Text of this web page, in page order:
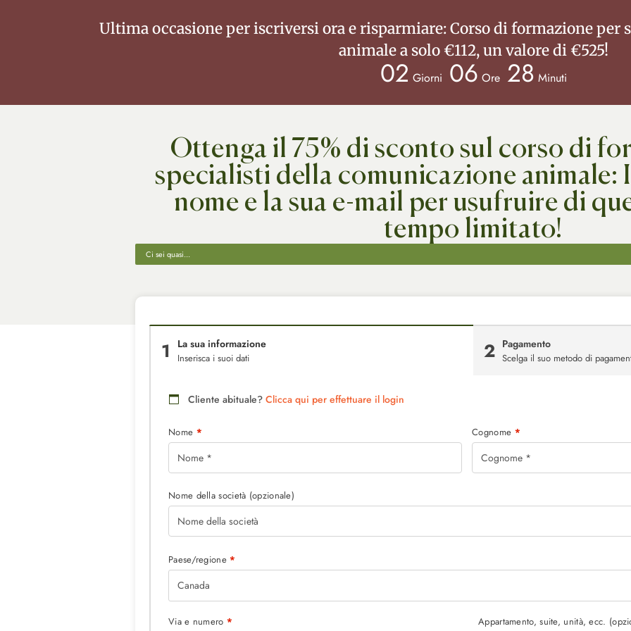
Ultima occasione per iscriversi ora e risparmiare: Corso di formazione
animale a solo €112, un valore di €525!
02 Giorni 06 Ore 28 Minuti
Ottenga il 75% di sconto sul corso di
specialisti della comunicazione animale:
nome e la sua e-mail per usufruire di
tempo limitato!
Ci sei quasi...
1 La sua informazione
Inserisca i suoi dati 2 Pagamento
Scelga il suo metodo di
Cliente abituale? Clicca qui per effettuare il login
Nome * Cognome *
Nome della società (opzionale)
Paese/regione*
Canada
Via e numero * Appartamento, suite, unità, ecc.